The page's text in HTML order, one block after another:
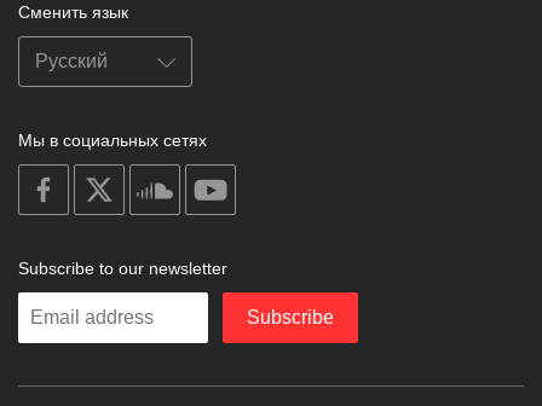
Сменить язык
Мы в социальных сетях
on
facebook
soundcloud
Subscribe to our newsletter
Enter
Subscribe